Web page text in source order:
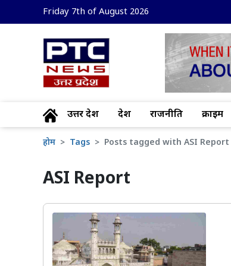
Friday 7th of August 2026
उत्तर प्रदेश देश राजनीति क्राइम
होम Tags Posts tagged with ASI Report
ASI Report